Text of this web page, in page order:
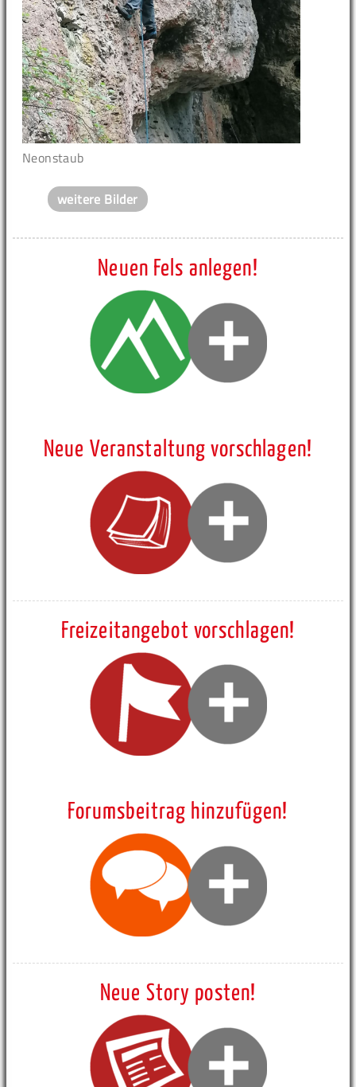
Neonstaub
weitere Bilder
Neuen Fels anlegen!
Neue Veranstaltung vorschlagen!
Freizeitangebot vorschlagen!
Forumsbeitrag hinzufügen!
Neue Story posten!